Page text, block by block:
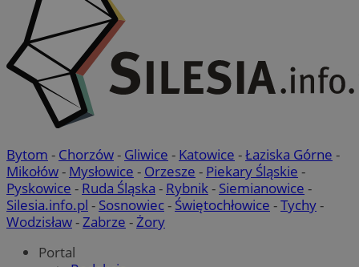
Bytom - Chorzów- Gliwice - Katowice -Łaziska Górne -
Mikołów- Mysłowice - Orzesze - Piekary Śląskie -
Pyskowice - Ruda Śląska - Rybnik - Siemianowice -
Silesia.info.pl - Sosnowiec- Świętochłowice -Tychy-
Wodzisław- Zabrze - Żory
Portal